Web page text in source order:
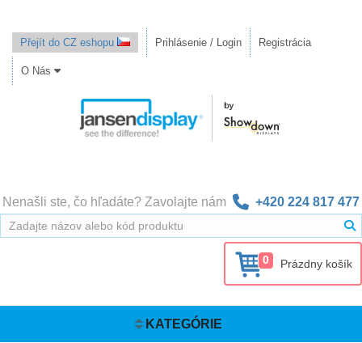
Přejít do CZ eshopu Prihlásenie / Login Registrácia
O Nás
Nenašli ste, čo hľadáte? Zavolajte nám +420 224 817 477
0 Prázdny košík
KATEGÓRIE